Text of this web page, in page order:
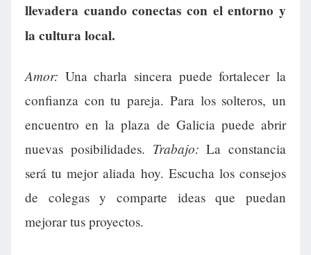
llevadera cuando conectas con el entorno y
la cultura local.
Amor: Una charla sincera puede fortalecer la
confianza con tu pareja. Para los solteros, un
encuentro en la plaza de Galicia puede abrir
nuevas posibilidades. Trabajo: La constancia
será tu mejor aliada hoy. Escucha los consejos
de colegas y comparte ideas que puedan
mejorar tus proyectos.